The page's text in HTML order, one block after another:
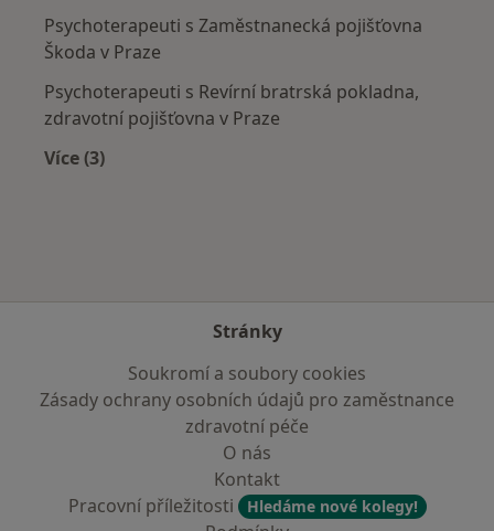
Psychoterapeuti s Zaměstnanecká pojišťovna
Škoda v Praze
Psychoterapeuti s Revírní bratrská pokladna,
zdravotní pojišťovna v Praze
Více (3)
Stránky
Soukromí a soubory cookies
Zásady ochrany osobních údajů pro zaměstnance
zdravotní péče
O nás
Kontakt
Pracovní příležitosti
Hledáme nové kolegy!